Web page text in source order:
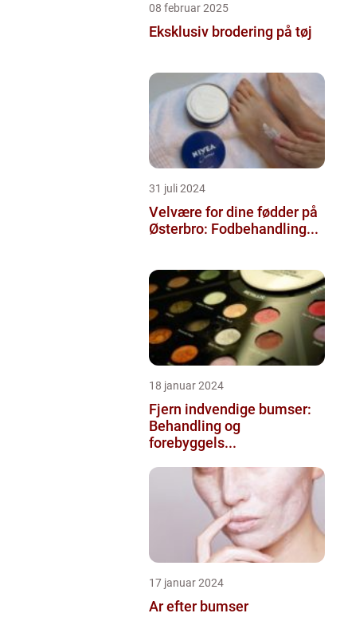
08 februar 2025
Eksklusiv brodering på tøj
31 juli 2024
Velvære for dine fødder på
Østerbro: Fodbehandling...
18 januar 2024
Fjern indvendige bumser:
Behandling og
forebyggels...
17 januar 2024
Ar efter bumser